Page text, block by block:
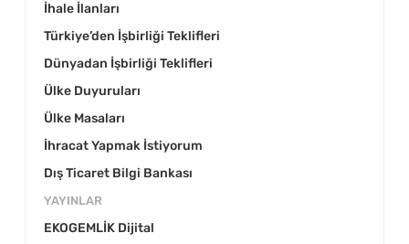
İhale İlanları
Türkiye’den İşbirliği Teklifleri
Dünyadan İşbirliği Teklifleri
Ülke Duyuruları
Ülke Masaları
İhracat Yapmak İstiyorum
Dış Ticaret Bilgi Bankası
YAYINLAR
EKOGEMLİK Dijital